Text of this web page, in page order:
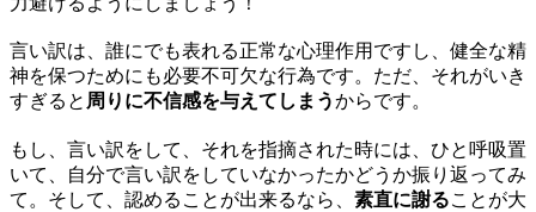
言い訳は、誰にでも表れる正常な心理作用ですし、健全な精
神を保つためにも必要不可欠な行為です。ただ、それがいき
すぎると 周りに不信感を与えてしまうからです。
もし、言い訳をして、それを指摘された時には、ひと呼吸置
いて、自分で言い訳をしていなかったかどうか振り返ってみ
て。そして、認めることが出来るなら、 素直に謝ることが大